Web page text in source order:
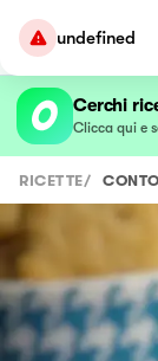
undefined
Cerchi
Clicca qui e
RICETTE/